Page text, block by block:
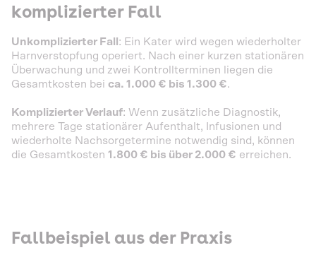
komplizierter Fall
Unkomplizierter Fall : Ein Kater wird wegen wiederholter
Harnverstopfung operiert. Nach einer kurzen stationären
Überwachung und zwei Kontrollterminen liegen die
Gesamtkosten bei ca. 1.000 € bis 1.300 €.
Komplizierter Verlauf: Wenn zusätzliche Diagnostik,
mehrere Tage stationärer Aufenthalt, Infusionen und
wiederholte Nachsorgetermine notwendig sind, können
die Gesamtkosten 1.800 € bis über 2.000 € erreichen.
Fallbeispiel aus der Praxis